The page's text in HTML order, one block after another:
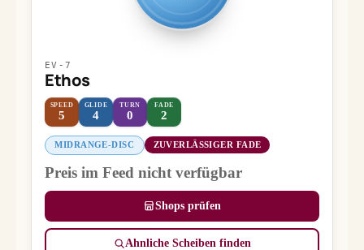
EV-7
Ethos
SPEED
5
GLIDE
4
TURN
0
FADE
2
MIDRANGE-DISC ZUVERLÄSSIGER FADE
Preis im Feed nicht verfügbar
Shops prüfen
Ähnliche Scheiben finden